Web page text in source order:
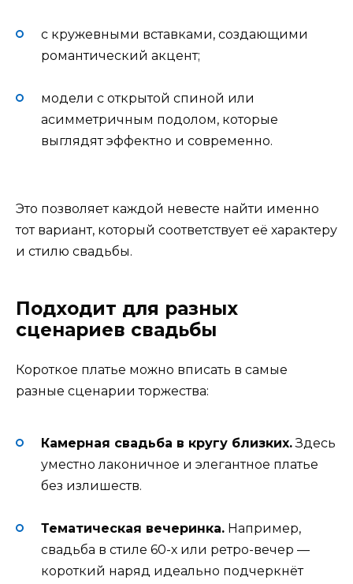
с кружевными вставками, создающими
романтический акцент;
модели с открытой спиной или
асимметричным подолом, которые
выглядят эффектно и современно.
Это позволяет каждой невесте найти именно
тот вариант, который соответствует её характеру
и стилю свадьбы.
Подходит для разных
сценариев свадьбы
Короткое платье можно вписать в самые
разные сценарии торжества:
Камерная свадьба в кругу близких.Здесь
уместно лаконичное и элегантное платье
без излишеств.
Тематическая вечеринка. Например,
свадьба в стиле 60-х или ретро-вечер —
короткий наряд идеально подчеркнёт